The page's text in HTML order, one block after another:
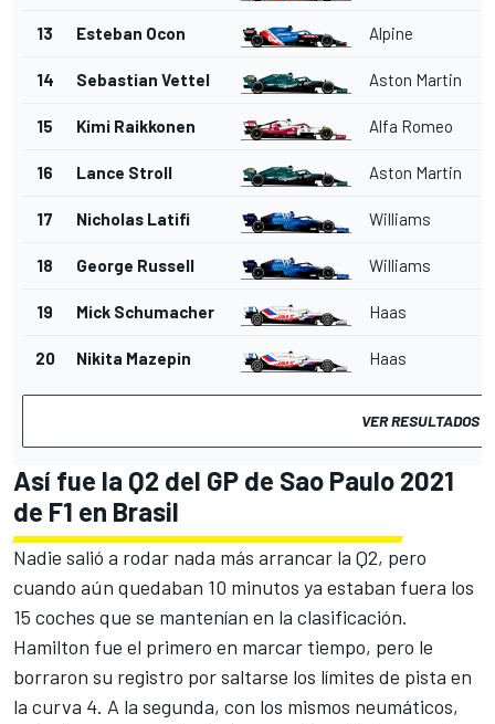
13 Esteban Ocon Alpine
14 Sebastian Vettel Aston Martin
15 Kimi Raikkonen Alfa Romeo
16 Lance Stroll Aston Martin
17 Nicholas Latifi Williams
18 George Russell Williams
19 Mick Schumacher Haas
20 Nikita Mazepin Haas
VER RESULTADOS
Así fue la Q2 del GP de Sao Paulo 2021
de F1 en Brasil
Nadie salió a rodar nada más arrancar la Q2, pero
cuando aún quedaban 10 minutos ya estaban fuera los
15 coches que se mantenían en la clasificación.
Hamilton fue el primero en marcar tiempo, pero le
borraron su registro por saltarse los límites de pista en
la curva 4. A la segunda, con los mismos neumáticos,